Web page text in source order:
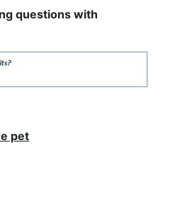
questions with
pet